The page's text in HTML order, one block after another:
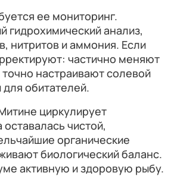
ее мониторинг.
гидрохимический анализ,
нитритов и аммония. Если
частично меняют
настраивают солевой
обитателей.
циркулирует
чистой,
органические
биологический баланс.
активную и здоровую рыбу.